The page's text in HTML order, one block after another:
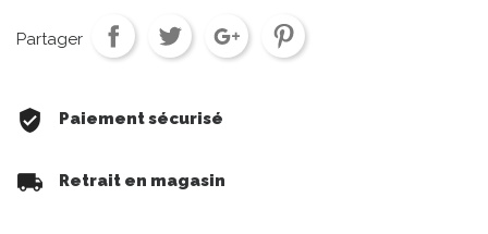
Partager
Paiement sécurisé
Retrait en magasin